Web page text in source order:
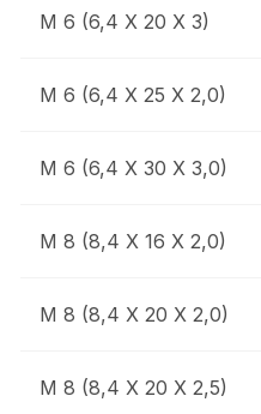
M 6 (6,4 X 20 X 3)
M 6 (6,4 X 25 X 2,0)
M 6 (6,4 X 30 X 3,0)
M 8 (8,4 X 16 X 2,0)
M 8 (8,4 X 20 X 2,0)
M 8 (8,4 X 20 X 2,5)